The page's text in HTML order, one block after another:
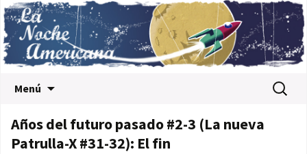
Menú Buscar:
Años del futuro pasado #2-3 (La nueva
Patrulla-X #31-32): El fin